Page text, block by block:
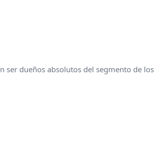
ser dueños absolutos del segmento de los